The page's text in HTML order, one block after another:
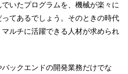
いたプログラムを、機械が楽々に
てあるでしょう。そのときの時代
ルチに活躍できる人材が求められ
ックエンドの開発業務だけでな